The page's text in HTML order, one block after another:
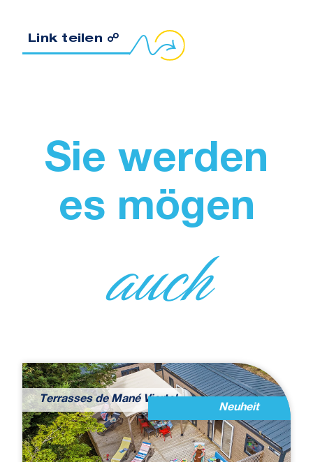
Link teilen ☍
den Link in die Zwischenablage
Sie werden
es mögen
auch
Terrasses de Mané Viertel
Neuheit